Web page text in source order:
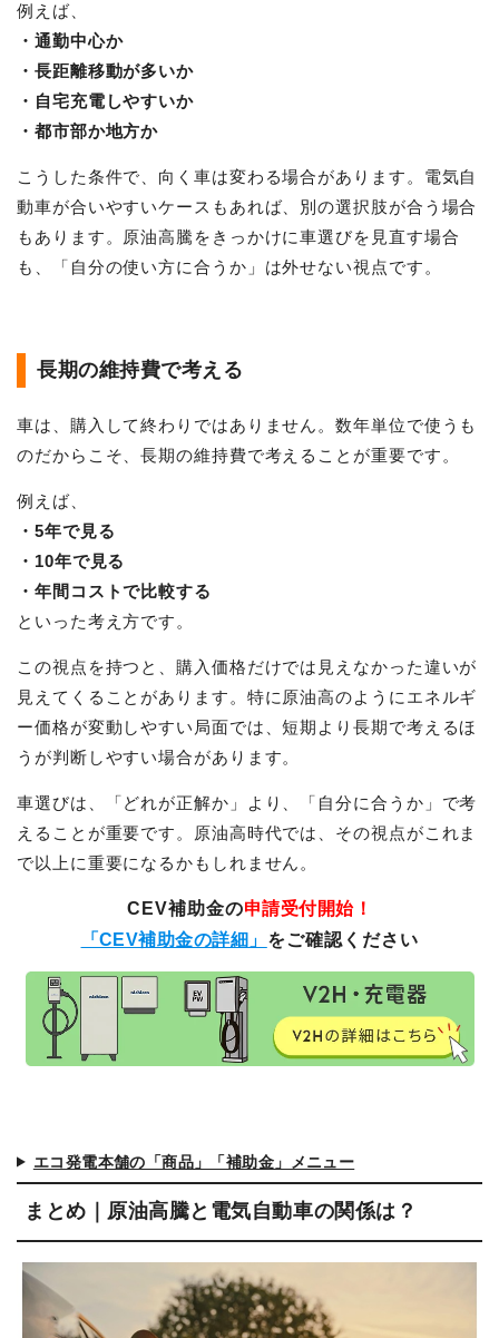
例えば、
・通勤中心か
・長距離移動が多いか
・自宅充電しやすいか
・都市部か地方か
こうした条件で、向く車は変わる場合があります。電気自
動車が合いやすいケースもあれば、別の選択肢が合う場合
もあります。原油高騰をきっかけに車選びを見直す場合
も、「自分の使い方に合うか」は外せない視点です。
長期の維持費で考える
車は、購入して終わりではありません。数年単位で使うも
のだからこそ、長期の維持費で考えることが重要です。
例えば、
・5年で見る
・10年で見る
・年間コストで比較する
といった考え方です。
この視点を持つと、購入価格だけでは見えなかった違いが
見えてくることがあります。特に原油高のようにエネルギ
ー価格が変動しやすい局面では、短期より長期で考えるほ
うが判断しやすい場合があります。
車選びは、「どれが正解か」より、「自分に合うか」で考
えることが重要です。原油高時代では、その視点がこれま
で以上に重要になるかもしれません。
CEV補助金の申請受付開始！
「CEV補助金の詳細」 をご確認ください
エコ発電本舗の「商品」「補助金」メニュー
まとめ｜原油高騰と電気自動車の関係は？
簡単30秒・完全無料
お見積りスタート 0120-099-995